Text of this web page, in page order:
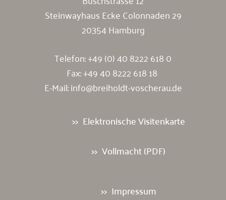
Steinwayhaus Ecke Colonnaden 29
20354 Hamburg
Telefon:+49 (0) 40 8222 618 0
Fax: +49 40 8222 618 18
E-Mail:info@breiholdt-voscherau.de
Elektronische Visitenkarte
Vollmacht (PDF)
Impressum